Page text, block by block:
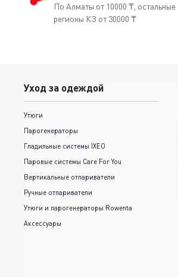
По Алматы от 10000 ₸, остальные
регионы КЗ от 30000 ₸
Уход за одеждой
Утюги
Парогенераторы
Гладильные системы IXEO
Паровые системы Care For You
Вертикальные отпариватели
Ручные отпариватели
Утюги и парогенераторы Rowenta
Аксессуары